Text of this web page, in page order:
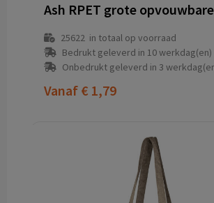
25622in totaal op voorraad
Bedrukt geleverd in 10 werkdag(en)
Onbedrukt geleverd in 3
Vanaf € 1,79